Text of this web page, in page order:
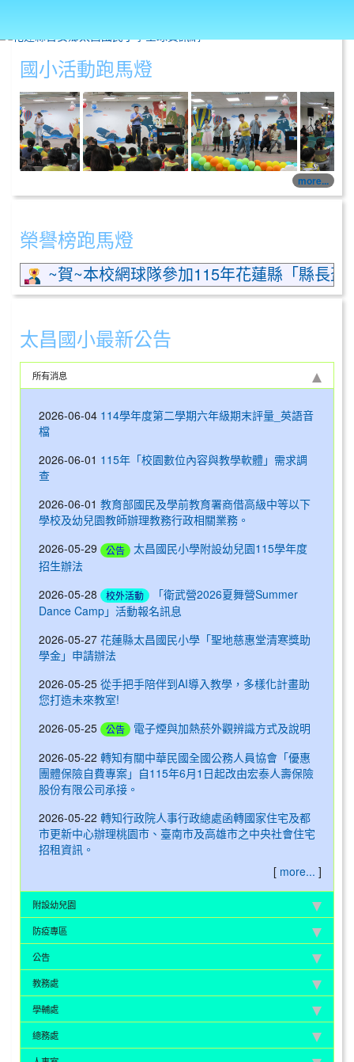
國小活動跑馬燈
1150626學生音樂表演1150626學生音樂表
more...
榮譽榜跑馬燈
~賀~本校網球隊參加115年花蓮縣「縣長盃」
太昌國小最新公告
所有消息
2026-06-04 114學年度第二學期六年級期末評量_英語音
檔
2026-06-01 115年「校園數位內容與教學軟體」需求調
查
2026-06-01 教育部國民及學前教育署商借高級中等以下
學校及幼兒園教師辦理教務行政相關業務。
2026-05-29
公告
太昌國民小學附設幼兒園115學年度
招生辦法
2026-05-28
校外活動
「衛武營2026夏舞營Summer
Dance Camp」活動報名訊息
2026-05-27 花蓮縣太昌國民小學「聖地慈惠堂清寒獎助
學金」申請辦法
2026-05-25 從手把手陪伴到AI導入教學，多樣化計畫助
您打造未來教室!
2026-05-25
公告
電子煙與加熱菸外觀辨識方式及說明
2026-05-22 轉知有關中華民國全國公務人員協會「優惠
團體保險自費專案」自115年6月1日起改由宏泰人壽保險
股份有限公司承接。
2026-05-22 轉知行政院人事行政總處函轉國家住宅及都
市更新中心辦理桃園市、臺南市及高雄市之中央社會住宅
招租資訊。
[ more... ]
附設幼兒園
防疫專區
公告
教務處
學輔處
總務處